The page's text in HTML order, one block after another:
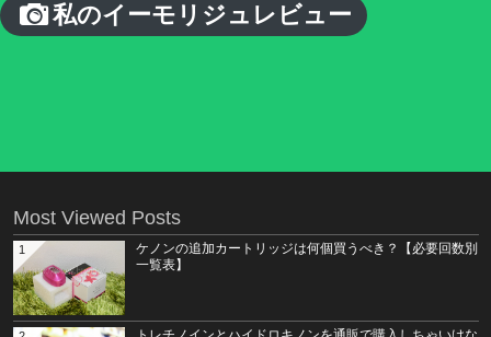
私のイーモリジュレビュー
Most Viewed Posts
ケノンの追加カートリッジは何個買うべき？【必要回数別
一覧表】
1